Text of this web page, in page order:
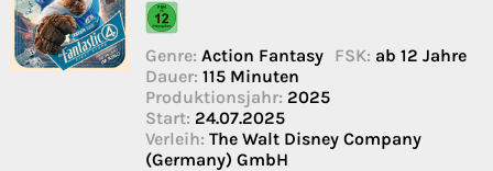
Genre: Action Fantasy FSK: ab 12 Jahre
Dauer: 115 Minuten
Produktionsjahr: 2025
Start: 24.07.2025
Verleih: The Walt Disney Company
(Germany) GmbH